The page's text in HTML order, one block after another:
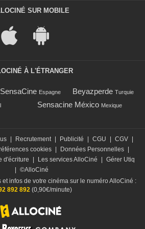
SUR MOBILE
À L'ÉTRANGER
SensaCine Espagne Beyazperde Turquie
Sensacine México Mexique
| Recrutement | Publicité | CGU | CGV |
cookies | Données Personnelles |
d'écriture | Les services AlloCiné | Gérer Utiq
| ©AlloCiné
infos de votre cinéma sur le numéro AlloCiné :
892 892 (0,90€/minute)